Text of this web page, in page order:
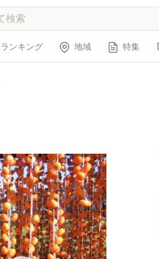
ランキング 地域 特集